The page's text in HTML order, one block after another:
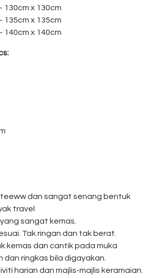
130cm x 130cm
135cm x 135cm
140cm x 140cm
dan sangat senang bentuk
travel
sangat kemas.
Tak ringan dan tak berat.
kemas dan cantik pada muka
ringkas bila digayakan.
harian dan majlis-majlis keramaian.